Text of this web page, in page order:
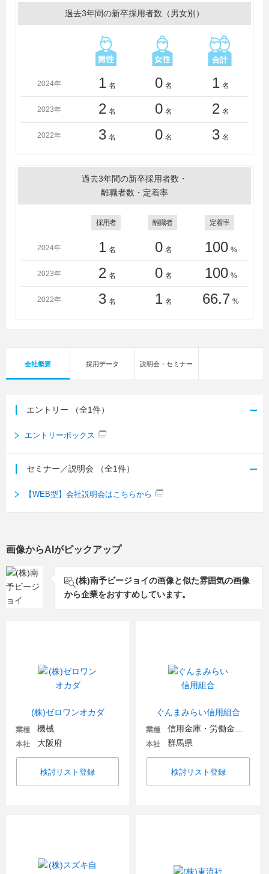
過去3年間の新卒採用者数（男女別）
2024年 1 名 0 名 1 名
2023年 2 名 0 名 2 名
2022年 3 名 0 名 3 名
過去3年間の新卒採用者数・
離職者数・定着率
採用者 離職者 定着率
2024年 1 名 0 名 100 %
2023年 2 名 0 名 100 %
2022年 3 名 1 名 66.7 %
会社概要 採用データ 説明会・セミナー
エントリー （全1件）
エントリーボックス
セミナー／説明会 （全1件）
【WEB型】会社説明会はこちらから
画像からAIがピックアップ
(株)南予ビージョイの画像と似た雰囲気の画像
から企業をおすすめしています。
(株)ゼロワンオカダ
業種 機械
本社 大阪府
検討リスト登録
ぐんまみらい信用組合
業種
本社 群馬県
検討リスト登録